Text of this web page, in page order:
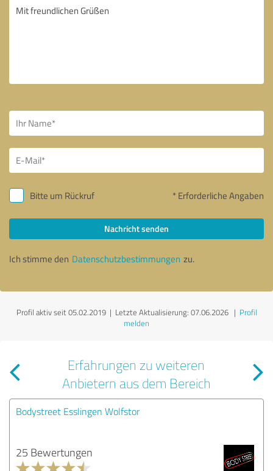
Bitte um Rückruf * Erforderliche Angaben
Nachricht senden
Ich stimme den Datenschutzbestimmungen zu.
Profil aktiv seit 05.02.2019 | Letzte Aktualisierung: 07.06.2026| Profil
melden
Erfahrungen zu weiteren
Anbietern aus dem Bereich
Bodystreet Esslingen Wolfstor
25 Bewertungen